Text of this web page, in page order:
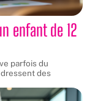
enfant de 12
parfois du
des